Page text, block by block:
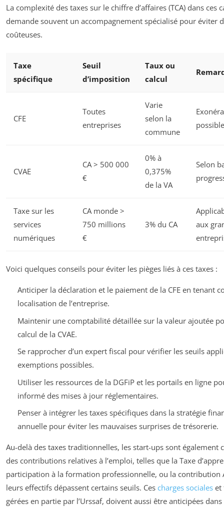
La complexité des taxes sur le chiffre d’affaires (TCA) dans ces
demande souvent un accompagnement spécialisé pour éviter
coûteuses.
Taxe
spécifique
Seuil
d’imposition
Taux ou
calcul
CFE
Toutes
entreprises
Varie
selon la
commune
CVAE
CA > 500 000
€
0% à
0,375%
de la VA
Selon
Taxe sur les
services
numériques
CA monde >
750 millions
€
3% du CA
aux
Voici quelques conseils pour éviter les pièges liés à ces taxes :
Anticiper la déclaration et le paiement de la CFE en tenant
localisation de l’entreprise.
Maintenir une comptabilité détaillée sur la valeur ajoutée
calcul de la CVAE.
Se rapprocher d’un expert fiscal pour vérifier les seuils
exemptions possibles.
Utiliser les ressources de la DGFiP et les portails en ligne
informé des mises à jour réglementaires.
Penser à intégrer les taxes spécifiques dans la stratégie
annuelle pour éviter les mauvaises surprises de trésorerie.
Au-delà des taxes traditionnelles, les start-ups sont également
des contributions relatives à l’emploi, telles que la Taxe
participation à la formation professionnelle, ou la contribution
leurs effectifs dépassent certains seuils. Ces charges sociales et
gérées en partie par l’Urssaf, doivent aussi être anticipées